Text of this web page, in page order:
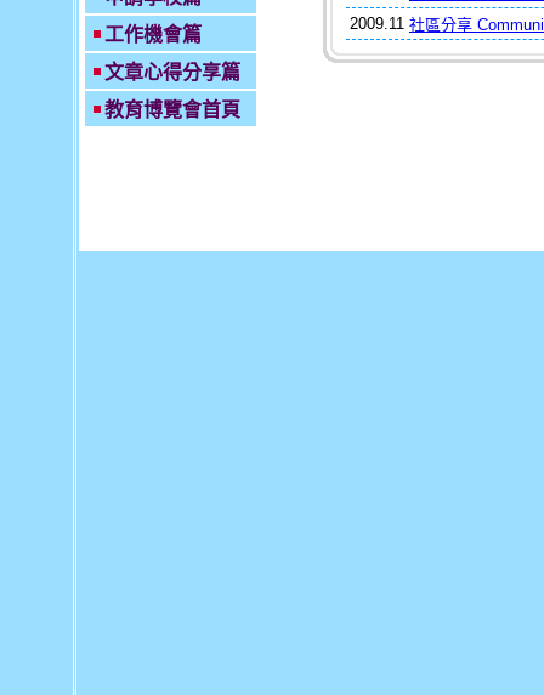
工作機會篇
文章心得分享篇
教育博覽會首頁
2009.11 社區分享